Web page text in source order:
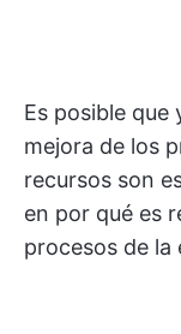
Es posible que
mejora de los
recursos son
en por qué es
procesos de la